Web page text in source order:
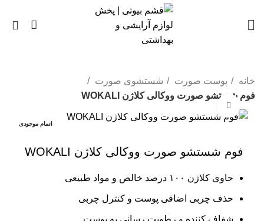
خانه پوست صورت
شستشوی صورت
فوم شستشو صورت ووکالی کلاژن WOKALI
اتمام موجودی
فوم شستشو صورت ووکالی کلاژن WOKALI
حاوی کلاژن ۱۰۰ درصد خالص و مواد طبیعی
حذف چربی اضافی پوست و کنترل چربی